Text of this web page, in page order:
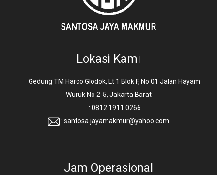
Lokasi Kami
Gedung TM Harco Glodok, Lt 1 Blok F, No 01 Jalan Hayam
Wuruk No 2-5, Jakarta Barat
: 0812 1911 0266
: santosa.jayamakmur@yahoo.com
Jam Operasional